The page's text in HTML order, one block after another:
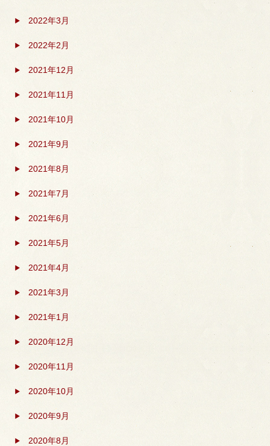
2022年3月
2022年2月
2021年12月
2021年11月
2021年10月
2021年9月
2021年8月
2021年7月
2021年6月
2021年5月
2021年4月
2021年3月
2021年1月
2020年12月
2020年11月
2020年10月
2020年9月
2020年8月